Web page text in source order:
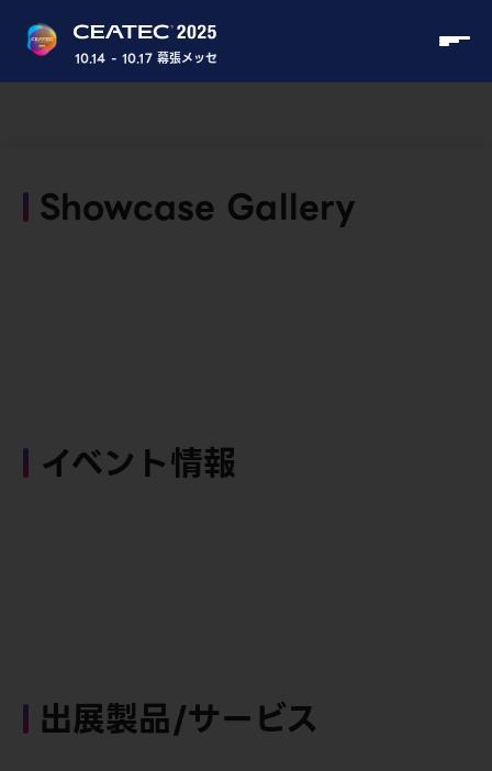
10.14 - 10.17 幕張メッセ
Showcase Gallery
イベント情報
出展製品/サービス